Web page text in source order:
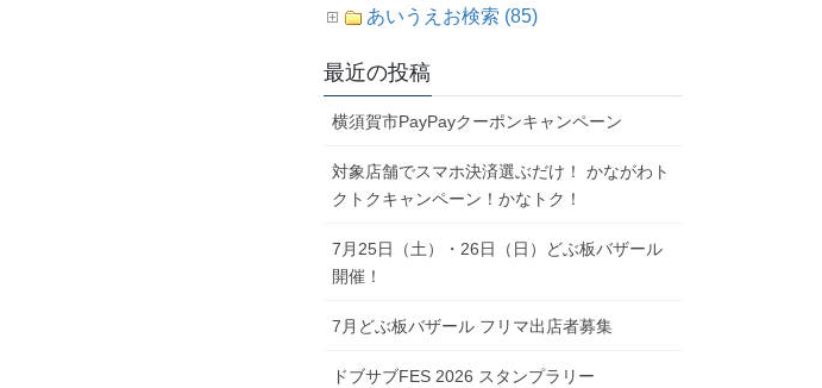
あいうえお検索 (85)
最近の投稿
横須賀市PayPayクーポンキャンペーン
対象店舗でスマホ決済選ぶだけ！ かながわト
クトクキャンペーン！かなトク！
7月25日（土）・26日（日）どぶ板バザール
開催！
7月どぶ板バザール フリマ出店者募集
ドブサブFES 2026 スタンプラリー